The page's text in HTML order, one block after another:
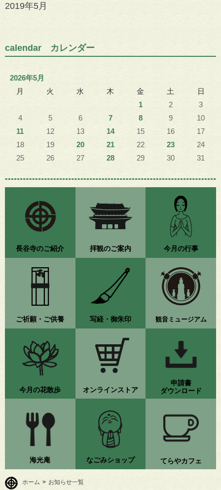
2019年5月
calendar カレンダー
2026年5月
月
火 水 木 金 土
日
1
2
3
4
5 6 7 8 9
10
11
12 13 14 15 16
17
18
19 20 21 22 23
24
25
26 27 28 29 30 31
長谷寺のご紹介 拝観のご案内 今月の行事
ご祈願・ご供養 写経・御朱印 観音ミュージアム
今月の花散歩 オンラインストア
申請書
ダウンロード
海光庵 なごみショップ てらやカフェ
ホーム > お知らせ一覧